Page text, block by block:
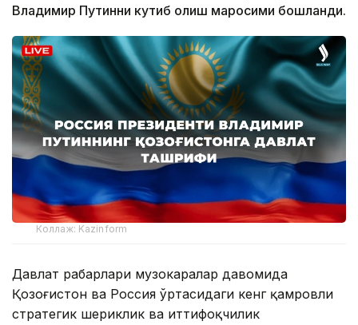
Владимир Путинни кутиб олиш маросими бошланди.
Коллаж: Kazinform
Давлат раҳбарлари музокаралар давомида
Қозоғистон ва Россия ўртасидаги кенг қамровли
стратегик шериклик ва иттифоқчилик